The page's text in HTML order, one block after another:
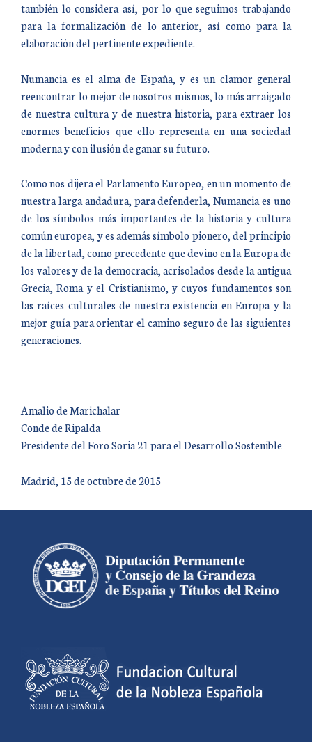
también lo considera así, por lo que seguimos trabajando
para la formalización de lo anterior, así como para la
elaboración del pertinente expediente.
Numancia es el alma de España, y es un clamor general
reencontrar lo mejor de nosotros mismos, lo más arraigado
de nuestra cultura y de nuestra historia, para extraer los
enormes beneficios que ello representa en una sociedad
moderna y con ilusión de ganar su futuro.
Como nos dijera el Parlamento Europeo, en un momento de
nuestra larga andadura, para defenderla, Numancia es uno
de los símbolos más importantes de la historia y cultura
común europea, y es además símbolo pionero, del principio
de la libertad, como precedente que devino en la Europa de
los valores y de la democracia, acrisolados desde la antigua
Grecia, Roma y el Cristianismo, y cuyos fundamentos son
las raíces culturales de nuestra existencia en Europa y la
mejor guía para orientar el camino seguro de las siguientes
generaciones.
Amalio de Marichalar
Conde de Ripalda
Presidente del Foro Soria 21 para el Desarrollo Sostenible
Madrid, 15 de octubre de 2015